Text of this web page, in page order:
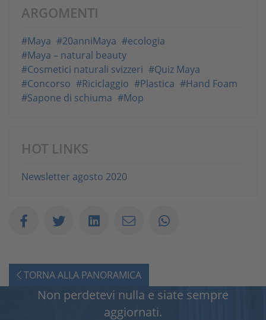
ARGOMENTI
#Maya #20anniMaya #ecologia
#Maya – natural beauty
#Cosmetici naturali svizzeri #Quiz Maya
#Concorso #Riciclaggio #Plastica #Hand Foam
#Sapone di schiuma #Mop
HOT LINKS
Newsletter agosto 2020
TORNA ALLA PANORAMICA
Non perdetevi nulla e siate sempre
aggiornati.